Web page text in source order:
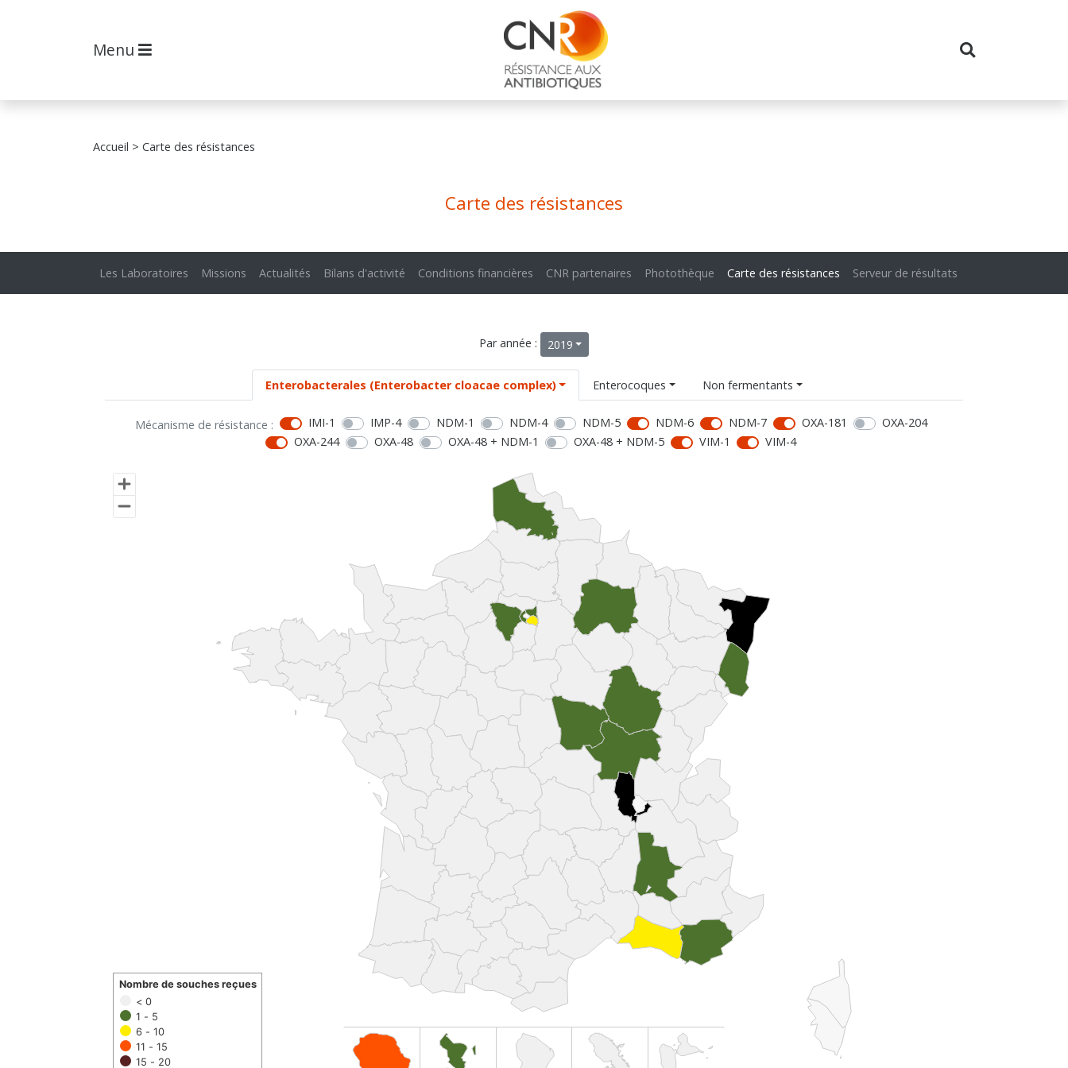
Menu
Accueil > Carte des résistances
Carte des résistances
Les Laboratoires Missions Actualités Bilans d'activité Conditions financières CNR partenaires Photothèque Carte des résistances Serveur de résultats
Par année : 2019
Enterobacterales (Enterobacter cloacae complex) Enterocoques Non fermentants
Mécanisme de résistance : IMI-1 IMP-4 NDM-1 NDM-4 NDM-5 NDM-6 NDM-7 OXA-181
OXA-204
OXA-244
OXA-48 OXA-48 + NDM-1 OXA-48 + NDM-5 VIM-1 VIM-4
< 0
1 - 5
6 - 10
11 - 15
15 - 20
Nombre de souches reçues